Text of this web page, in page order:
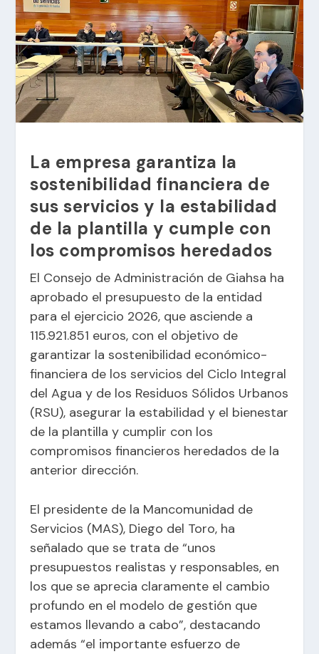
La empresa garantiza la
sostenibilidad financiera de
sus servicios y la estabilidad
de la plantilla y cumple con
los compromisos heredados
El Consejo de Administración de Giahsa ha
aprobado el presupuesto de la entidad
para el ejercicio 2026, que asciende a
115.921.851 euros, con el objetivo de
garantizar la sostenibilidad económico-
financiera de los servicios del Ciclo Integral
del Agua y de los Residuos Sólidos Urbanos
(RSU), asegurar la estabilidad y el bienestar
de la plantilla y cumplir con los
compromisos financieros heredados de la
anterior dirección.
El presidente de la Mancomunidad de
Servicios (MAS), Diego del Toro, ha
señalado que se trata de “unos
presupuestos realistas y responsables, en
los que se aprecia claramente el cambio
profundo en el modelo de gestión que
estamos llevando a cabo”, destacando
además “el importante esfuerzo de